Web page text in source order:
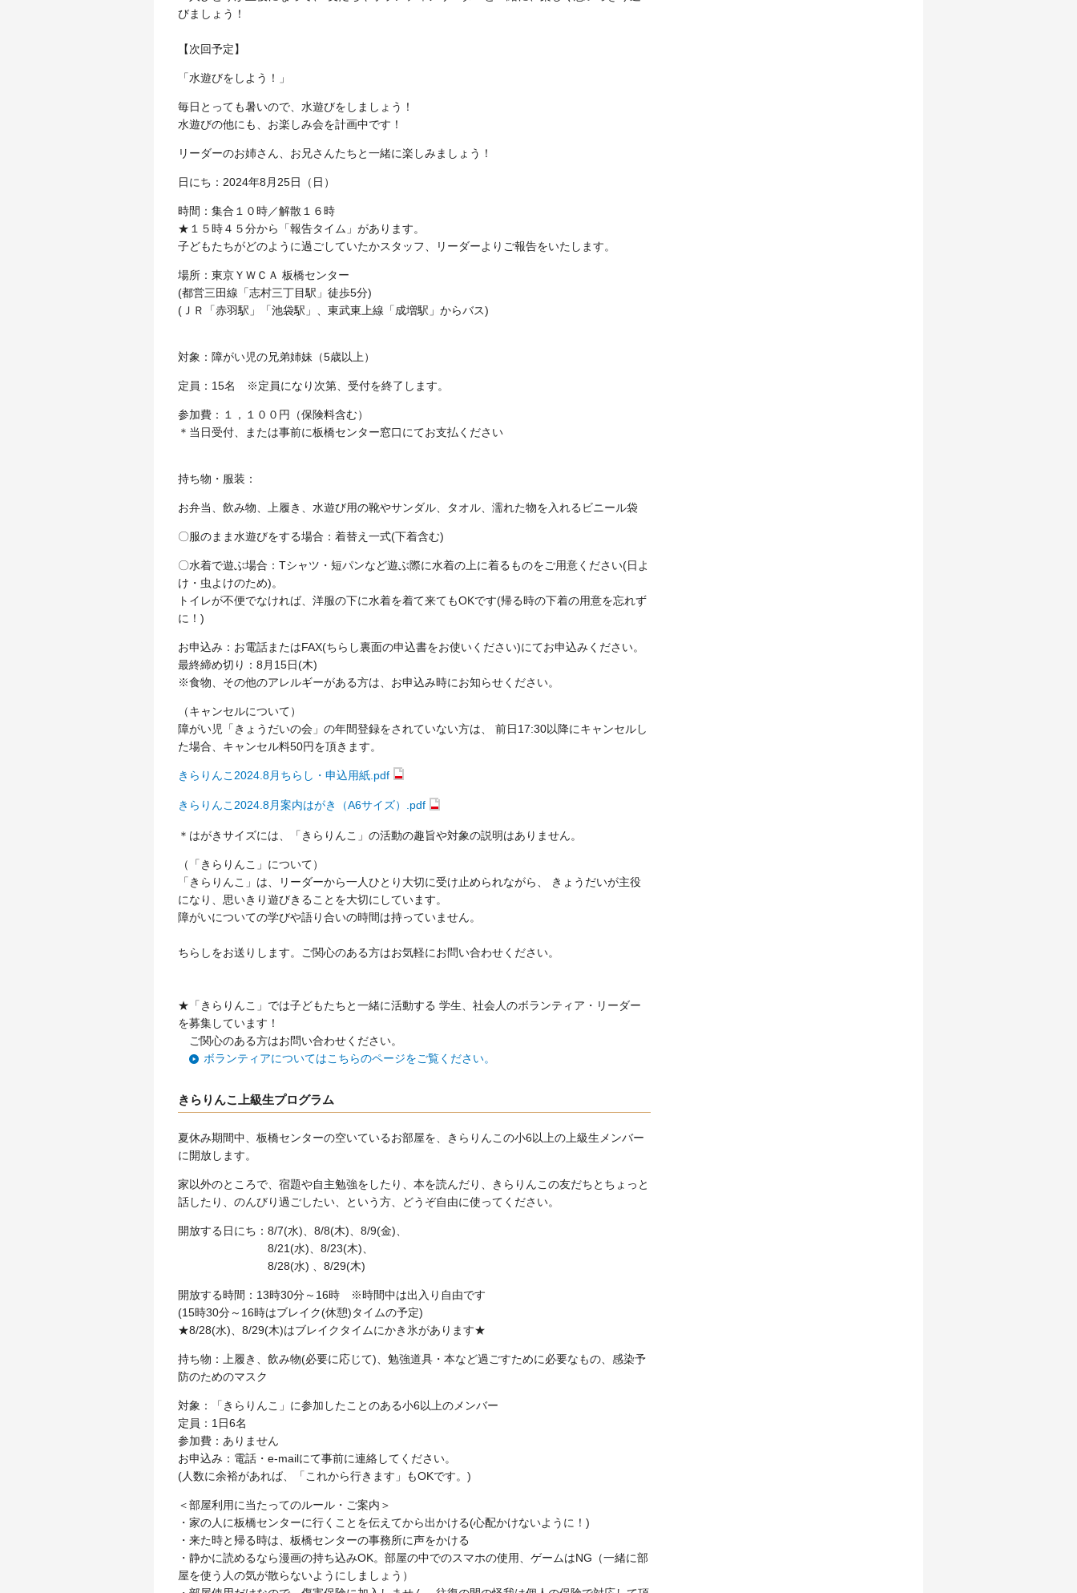
びましょう！
【次回予定】
「水遊びをしよう！」
毎日とっても暑いので、水遊びをしましょう！
水遊びの他にも、お楽しみ会を計画中です！
リーダーのお姉さん、お兄さんたちと一緒に楽しみましょう！
日にち：2024年8月25日（日）
時間：集合１０時／解散１６時
★１５時４５分から「報告タイム」があります。
子どもたちがどのように過ごしていたかスタッフ、リーダーよりご報告をいたします。
場所：東京ＹＷＣＡ 板橋センター
(都営三田線「志村三丁目駅」徒歩5分)
(ＪＲ「赤羽駅」「池袋駅」、東武東上線「成増駅」からバス)
対象：障がい児の兄弟姉妹（5歳以上）
定員：15名 ※定員になり次第、受付を終了します。
参加費： １，１００円（保険料含む）
＊当日受付、または事前に板橋センター窓口にてお支払ください
持ち物・服装 ：
お弁当、飲み物、上履き、水遊び用の靴やサンダル、タオル、濡れた物を入れるビニール袋
〇服のまま水遊びをする場合：着替え一式(下着含む)
〇水着で遊ぶ場合： Tシャツ・短パンなど遊ぶ際に水着の上に着るものをご用意ください(日よ
け・虫よけのため)。
トイレが不便でなければ、洋服の下に水着を着て来てもOKです(帰る時の下着の用意を忘れず
に！ )
お申込み：お電話またはFAX(ちらし裏面の申込書をお使いください)にてお申込みください。
最終締め切り：8月15日(木)
※食物、その他のアレルギーがある方は、お申込み時にお知らせください。
（キャンセルについて）
障がい児「きょうだいの会」の年間登録をされていない方は、 前日17:30以降にキャンセルし
た場合、キャンセル料50円を頂きます。
きらりんこ2024.8月ちらし・申込用紙.pdf
きらりんこ2024.8月案内はがき（A6サイズ）.pdf
＊はがきサイズには、「きらりんこ」の活動の趣旨や対象の説明はありません。
（「きらりんこ」について）
「きらりんこ」は、リーダーから一人ひとり大切に受け止められながら、 きょうだいが主役
になり、思いきり遊びきることを大切にしています。
障がいについての学びや語り合いの時間は持っていません。
ちらしをお送りします。ご関心のある方はお気軽にお問い合わせください。
★「きらりんこ」では子どもたちと一緒に活動する 学生、社会人のボランティア・リーダー
を募集しています！
ご関心のある方はお問い合わせください。
ボランティアについてはこちらのページをご覧ください。
きらりんこ上級生プログラム
夏休み期間中、板橋センターの空いているお部屋を、きらりんこの小6以上の上級生メンバー
に開放します。
家以外のところで、宿題や自主勉強をしたり、本を読んだり、きらりんこの友だちとちょっと
話したり、のんびり過ごしたい、という方、どうぞ自由に使ってください。
開放する日にち：8/7(水)、8/8(木)、8/9(金)、
8/21(水)、8/23(木)、
8/28(水) 、8/29(木)
開放する時間：13時30分～16時 ※時間中は出入り自由です
(15時30分～16時はブレイク(休憩)タイムの予定)
★8/28(水)、8/29(木)はブレイクタイムにかき氷があります★
持ち物：上履き、飲み物(必要に応じて)、勉強道具・本など過ごすために必要なもの、感染予
防のためのマスク
対象：「きらりんこ」に参加したことのある小6以上のメンバー
定員：1日6名
参加費：ありません
お申込み：電話・e-mailにて事前に連絡してください。
(人数に余裕があれば、「これから行きます」もOKです。)
＜部屋利用に当たってのルール・ご案内＞
・家の人に板橋センターに行くことを伝えてから出かける(心配かけないように！)
・来た時と帰る時は、板橋センターの事務所に声をかける
・静かに読めるなら漫画の持ち込みOK。部屋の中でのスマホの使用、ゲームはNG（一緒に部
屋を使う人の気が散らないようにしましょう）